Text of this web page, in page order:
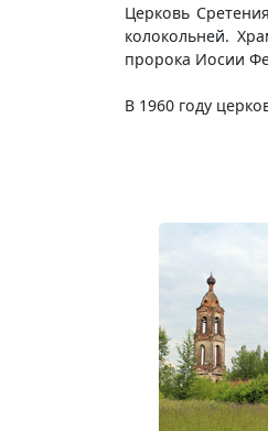
Церковь
колокольней.
пророка Иосии
В 1960 году